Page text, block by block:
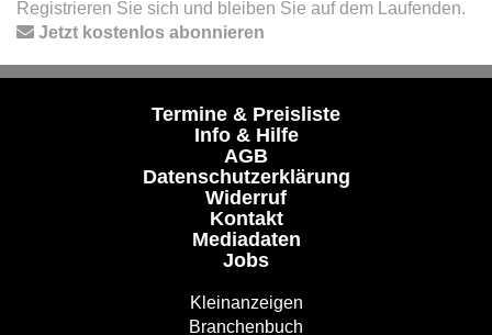
Registrieren Sie sich und bleiben Sie auf dem Laufenden.
Jetzt kostenlos abonnieren
Termine & Preisliste
Info & Hilfe
AGB
Datenschutzerklärung
Widerruf
Kontakt
Mediadaten
Jobs
Kleinanzeigen
Branchenbuch